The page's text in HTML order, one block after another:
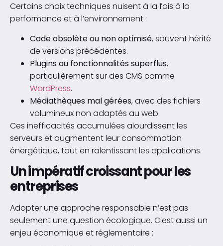
Certains choix techniques nuisent à la fois à la
performance et à l’environnement :
Code obsolète ou non optimisé, souvent hérité
de versions précédentes.
Plugins ou fonctionnalités superflus,
particulièrement sur des CMS comme
WordPress.
Médiathèques mal gérées, avec des fichiers
volumineux non adaptés au web.
Ces inefficacités accumulées alourdissent les
serveurs et augmentent leur consommation
énergétique, tout en ralentissant les applications.
Un impératif croissant pour les
entreprises
Adopter une approche responsable n’est pas
seulement une question écologique. C’est aussi un
enjeu économique et réglementaire :